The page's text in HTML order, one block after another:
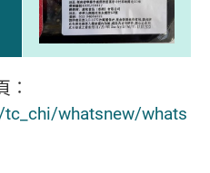
∶
whatsnew/whats